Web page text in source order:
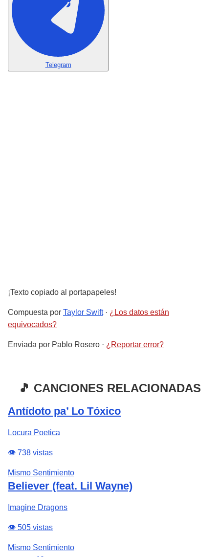
Telegram
¡Texto copiado al portapapeles!
Compuesta por Taylor Swift· ¿Los datos están
equivocados?
Enviada por Pablo Rosero · ¿Reportar error?
🎵 CANCIONES RELACIONADAS
Antídoto pa’ Lo Tóxico
Locura Poetica
👁️ 738 vistas
Mismo Sentimiento
Believer (feat. Lil Wayne)
Imagine Dragons
👁️ 505 vistas
Mismo Sentimiento